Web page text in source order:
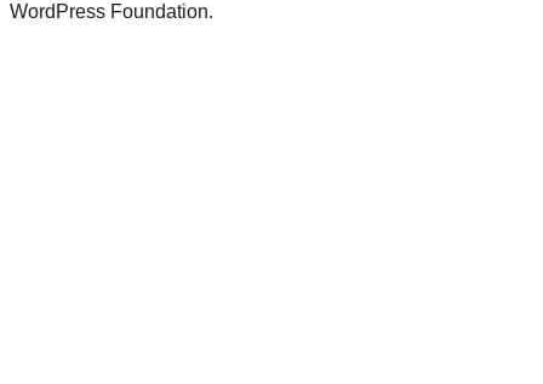
WordPress Foundation.